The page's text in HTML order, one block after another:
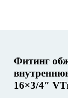
Фитинг
16×3/4″